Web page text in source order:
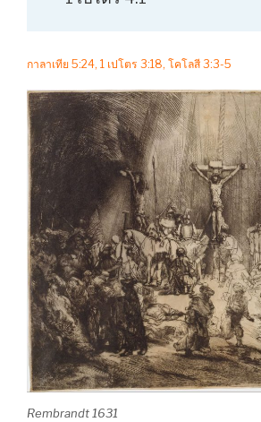
กาลาเทีย 5:24, 1 เปโตร 3:18, โคโลสี 3:3-5
Rembrandt 1631